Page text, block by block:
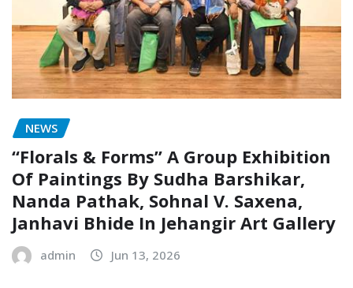
NEWS
“Florals & Forms” A Group Exhibition
Of Paintings By Sudha Barshikar,
Nanda Pathak, Sohnal V. Saxena,
Janhavi Bhide In Jehangir Art Gallery
admin Jun 13, 2026